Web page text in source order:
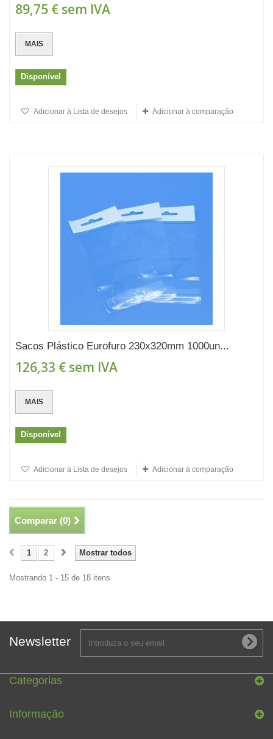
89,75 € sem IVA
MAIS
Disponível
Adicionar à Lista de desejos Adicionar à comparação
Sacos Plástico Eurofuro 230x320mm 1000un...
126,33 € sem IVA
MAIS
Disponível
Adicionar à Lista de desejos Adicionar à comparação
Comparar (0)
Mostrar todos
1 2
Mostrando 1 - 15 de 18 itens
Newsletter
Categorias
Informação